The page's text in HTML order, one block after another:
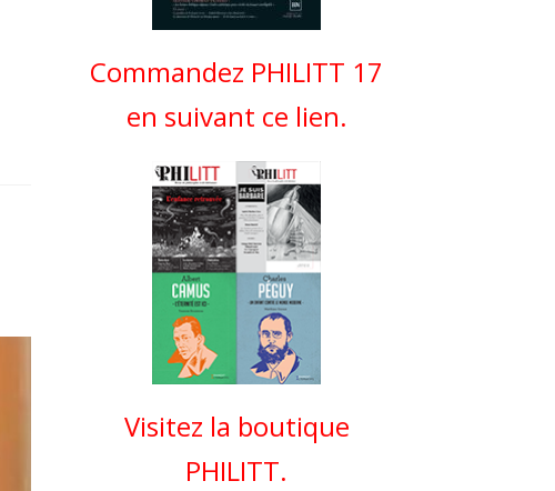
Commandez PHILITT 17
en suivant ce lien.
Visitez la boutique
PHILITT.